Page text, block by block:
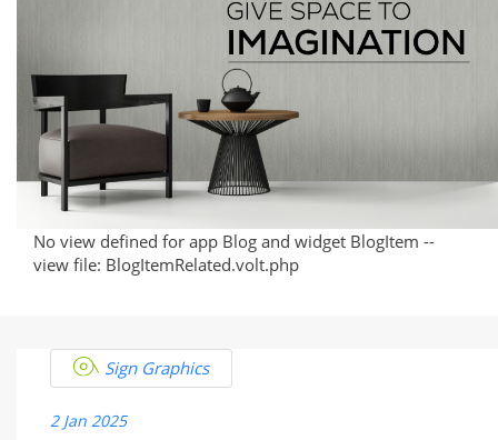
No view defined for app Blog and widget BlogItem --
view file: BlogItemRelated.volt.php
Sign Graphics
2 Jan 2025
That
Defined
2022